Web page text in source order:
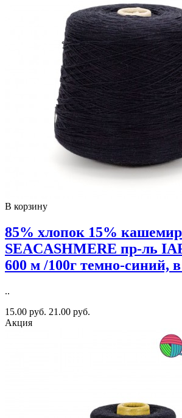
В корзину
85% хлопок 15% кашемир
SEACASHMERE пр-ль
600 м /100г темно-синий,
..
15.00 руб. 21.00 руб.
Акция